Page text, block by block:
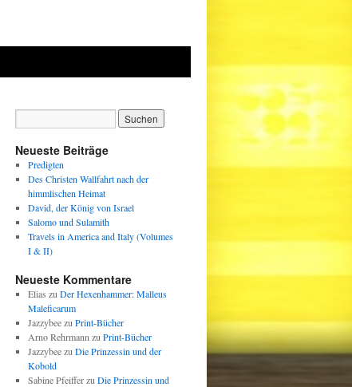
Neueste Beiträge
Predigten
Des Christen Wallfahrt nach der
himmlischen Heimat
David, der König von Israel
Salomo und Sulamith
Travels in America and Italy (Volumes
I & II)
Neueste Kommentare
Elias zu Der Hexenhammer: Malleus
Maleficarum
Jazzybeezu Print-Bücher
Arno Rehrmann zu Print-Bücher
Jazzybeezu Die Prinzessin und der
Kobold
Sabine Pfeifferzu Die Prinzessin und